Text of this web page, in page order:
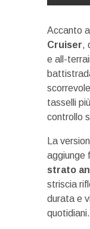
Accanto a
Cruiser,
e all-
tasselli
controllo
La
aggiunge
strato
striscia
durata e
quotidiani.